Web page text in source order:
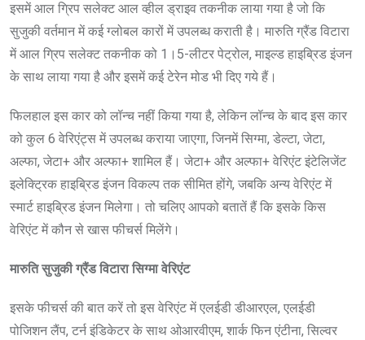
इसमें आल ग्रिप सलेक्ट आल व्हील ड्राइव तकनीक लाया गया है जो कि
सुजुकी वर्तमान में कई ग्लोबल कारों में उपलब्ध कराती है। मारुति ग्रैंड विटारा
में आल ग्रिप सलेक्ट तकनीक को 1।5-लीटर पेट्रोल, माइल्ड हाइब्रिड इंजन
के साथ लाया गया है और इसमें कई टेरेन मोड भी दिए गये हैं।
फिलहाल इस कार को लॉन्च नहीं किया गया है, लेकिन लॉन्च के बाद इस कार
को कुल 6 वेरिएंट्स में उपलब्ध कराया जाएगा, जिनमें सिग्मा, डेल्टा, जेटा,
अल्फा, जेटा+ और अल्फा+ शामिल हैं। जेटा+ और अल्फा+ वेरिएंट इंटेलिजेंट
इलेक्ट्रिक हाइब्रिड इंजन विकल्प तक सीमित होंगे, जबकि अन्य वेरिएंट में
स्मार्ट हाइब्रिड इंजन मिलेगा। तो चलिए आपको बतातें हैं कि इसके किस
वेरिएंट में कौन से खास फीचर्स मिलेंगे।
मारुति सुजुकी ग्रैंड विटारा सिग्मा वेरिएंट
इसके फीचर्स की बात करें तो इस वेरिएंट में एलईडी डीआरएल, एलईडी
पोजिशन लैंप, टर्न इंडिकेटर के साथ ओआरवीएम, शार्क फिन एंटीना, सिल्वर